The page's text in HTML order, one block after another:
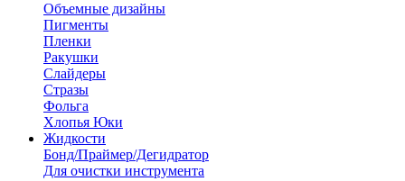
Объемные дизайны
Пигменты
Пленки
Ракушки
Слайдеры
Стразы
Фольга
Хлопья Юки
Жидкости
Бонд/Праймер/Дегидратор
Для очистки инструмента